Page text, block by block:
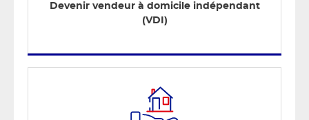
Devenir vendeur à domicile indépendant
(VDI)